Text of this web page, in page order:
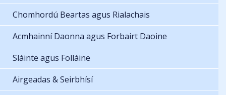
Chomhordú Beartas agus Rialachais
Acmhainní Daonna agus Forbairt Daoine
Sláinte agus Folláine
Airgeadas & Seirbhísí